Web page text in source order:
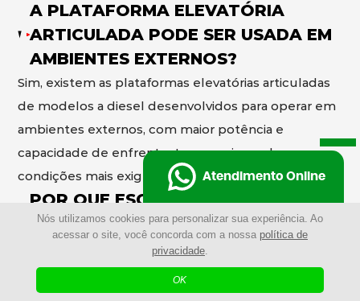
Nós utilizamos cookies para personalizar sua experiência. Ao
acessar o site, você concorda com a nossa política de
privacidade.
OK
A PLATAFORMA ELEVATÓRIA
ARTICULADA PODE SER USADA EM
AMBIENTES EXTERNOS?
Sim, existem as plataformas elevatórias articuladas
de modelos a diesel desenvolvidos para operar em
ambientes externos, com maior potência e
capacidade de enfrentar terrenos irregulares e
condições mais exigentes.
POR QUE ESCOLHER A
PLATAFORMA ELEVATÓRIA
ARTICULADA AO INVÉS DE
ANDAIMES?
Mais rápida de montar
Atendimento Online